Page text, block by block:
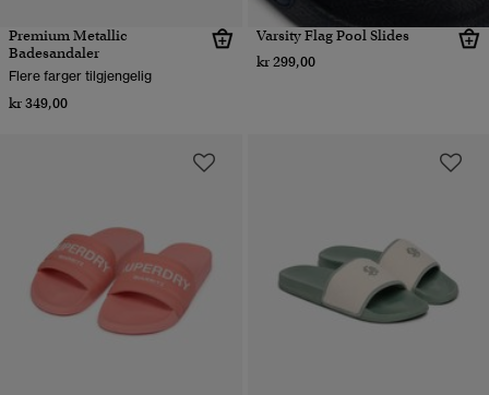
Premium Metallic
Badesandaler
Flere farger tilgjengelig
kr 349,00
Varsity Flag Pool Slides
kr 299,00